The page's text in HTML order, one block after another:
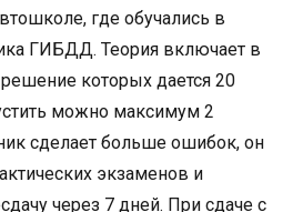
где обучались в
ГИБДД. Теория включает в
которых дается 20
можно максимум 2
сделает больше ошибок, он
экзаменов и
через 7 дней. При сдаче с